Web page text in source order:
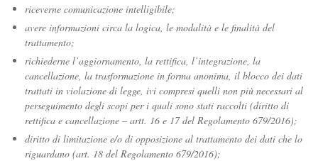
riceverne comunicazione intelligibile;
avere informazioni circa la logica, le modalità e le finalità del
trattamento;
richiederne l’aggiornamento, la rettifica, l’integrazione, la
cancellazione, la trasformazione in forma anonima, il blocco dei dati
trattati in violazione di legge, ivi compresi quelli non più necessari al
perseguimento degli scopi per i quali sono stati raccolti (diritto di
rettifica e cancellazione – artt. 16 e 17 del Regolamento 679/2016);
diritto di limitazione e/o di opposizione al trattamento dei dati che lo
riguardano (art. 18 del Regolamento 679/2016);